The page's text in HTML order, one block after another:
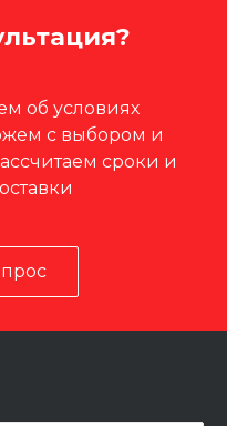
об условиях
с выбором и
сроки и